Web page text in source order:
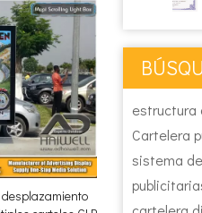
estructura
Cartelera
sistema